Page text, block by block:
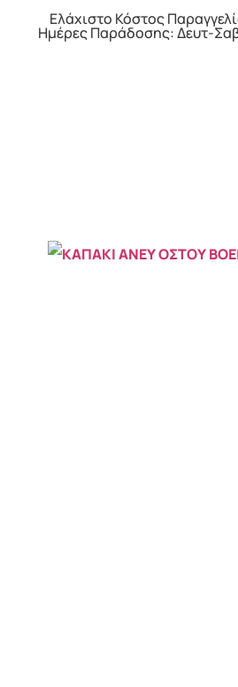
Ελάχιστο Κόστος
Ημέρες Παράδοσης: Δευτ-